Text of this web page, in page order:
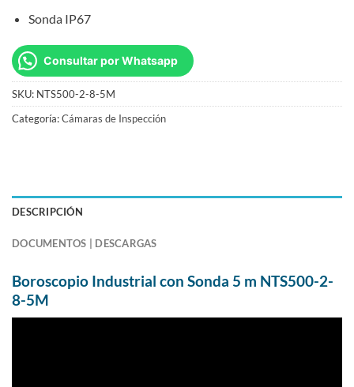
Sonda IP67
Consultar por Whatsapp
SKU: NTS500-2-8-5M
Categoría:Cámaras de Inspección
DESCRIPCIÓN
DOCUMENTOS | DESCARGAS
Boroscopio Industrial con Sonda 5 m NTS500-2-
8-5M